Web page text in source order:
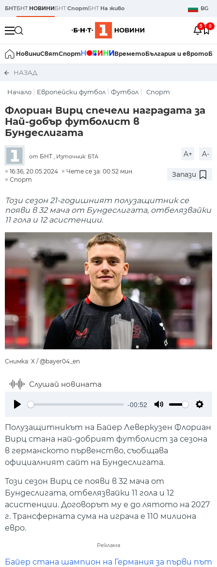
БНТБНТ НОВИНИБНТСпортБНТ На живо BG
5 0
НовиниСвятСпорт ВреметоБългария и еврото
НАЗАД
Начало Европейски футбол Футбол Спорт
Флориан Вирц спечели наградата за
Най-добър футболист в
Бундеслигата
от БНТ , Източник: БТА A+ A-
16:36, 20.05.2024
Чете се за: 00:52 мин.
Спорт
Запази
Този сезон 21-годишният полузащитник се
появи в 32 мача от Бундеслигата, отбелязвайки
11 гола и 12 асистенции.
Снимка: X / @bayer04_en
Слушай новината
-00:52
Полузащитникът на Байер Леверкузен Флориан
Вирц стана най-добрият футболист за сезона
в германското първенство, съобщава
официалният сайт на Бундеслигата.
Този сезон Вирц се появи в 32 мача от
Бундеслигата, отбелязвайки 11 гола и 12
асистенции. Договорът му е до лятото на 2027
г. Трансферната сума на играча е 110 милиона
евро.
Реклама
Байер стана шампион на Германия за първи път